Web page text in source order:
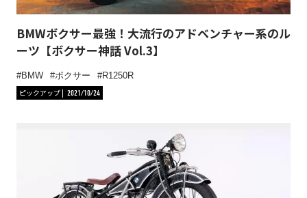
BMWボクサー最強！大流行のアドベンチャー系のル
ーツ【ボクサー神話 Vol.3】
BMW ボクサー
R1250R
ピックアップ
2021/10/24